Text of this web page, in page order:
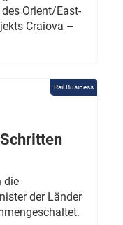
Orient/East-
Craiova –
Rail Business
die
der Länder